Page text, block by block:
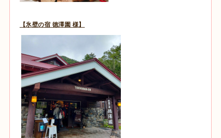
【氷壁の宿 徳澤園 様】